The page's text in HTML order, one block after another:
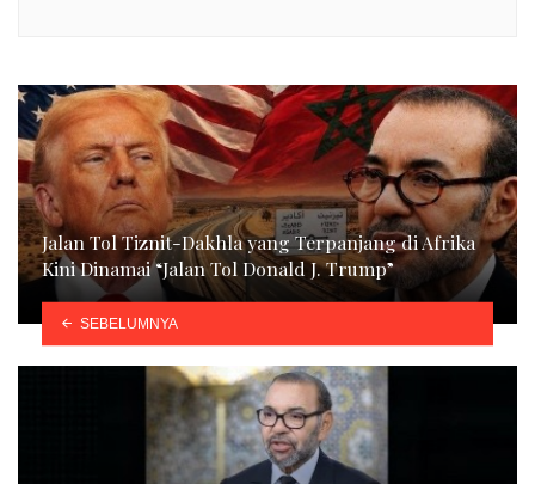
Jalan Tol Tiznit-Dakhla yang Terpanjang di Afrika
Kini Dinamai “Jalan Tol Donald J. Trump”
SEBELUMNYA